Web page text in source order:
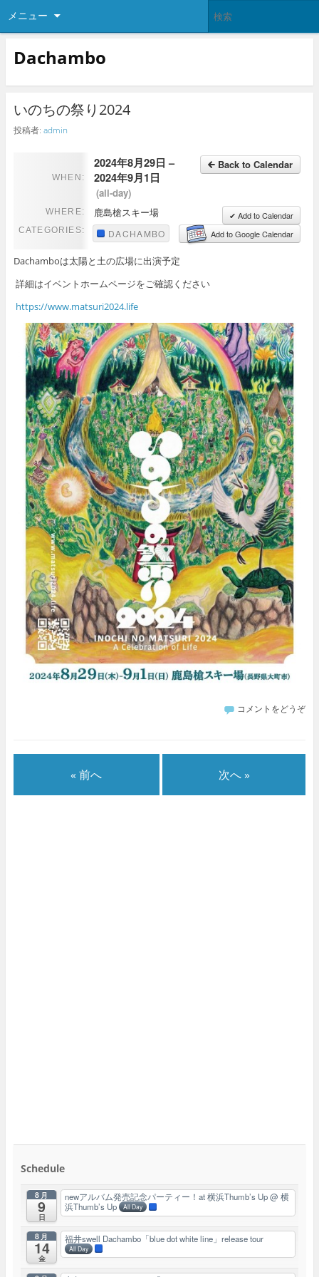
メニュー
Dachambo
いのちの祭り2024
投稿者: admin
WHEN:
Back to Calendar
2024年8月29日 –
2024年9月1日
(all-day)
WHERE: 鹿島槍スキー場
✔ Add to Calendar
Add to Google Calendar
CATEGORIES: DACHAMBO
Dachamboは太陽と土の広場に出演予定
詳細はイベントホームページをご確認ください
https://www.matsuri2024.life
コメントをどうぞ
« 前へ 次へ »
Schedule
8月
9
日
newアルバム発売記念パーティー！at 横浜Thumb’s Up@ 横
浜Thumb’s Up
All Day
8月
14
金
福井swell Dachambo「blue dot white line」release tour
All Day